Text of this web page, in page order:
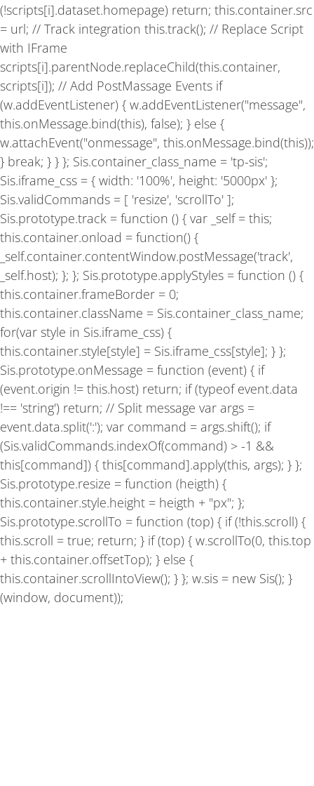
(!scripts[i].dataset.homepage) return; this.container.src
= url; // Track integration this.track(); // Replace Script
with IFrame
scripts[i].parentNode.replaceChild(this.container,
scripts[i]); // Add PostMassage Events if
(w.addEventListener) { w.addEventListener("message",
this.onMessage.bind(this), false); } else {
w.attachEvent("onmessage", this.onMessage.bind(this));
} break; } } }; Sis.container_class_name = 'tp-sis';
Sis.iframe_css = { width: '100%', height: '5000px' };
Sis.validCommands = [ 'resize', 'scrollTo' ];
Sis.prototype.track = function () { var _self = this;
this.container.onload = function() {
_self.container.contentWindow.postMessage('track',
_self.host); }; }; Sis.prototype.applyStyles = function () {
this.container.frameBorder = 0;
this.container.className = Sis.container_class_name;
for(var style in Sis.iframe_css) {
this.container.style[style] = Sis.iframe_css[style]; } };
Sis.prototype.onMessage = function (event) { if
(event.origin != this.host) return; if (typeof event.data
!== 'string') return; // Split message var args =
event.data.split(':'); var command = args.shift(); if
(Sis.validCommands.indexOf(command) > -1 &&
this[command]) { this[command].apply(this, args); } };
Sis.prototype.resize = function (heigth) {
this.container.style.height = heigth + "px"; };
Sis.prototype.scrollTo = function (top) { if (!this.scroll) {
this.scroll = true; return; } if (top) { w.scrollTo(0, this.top
+ this.container.offsetTop); } else {
this.container.scrollIntoView(); } }; w.sis = new Sis(); }
(window, document));